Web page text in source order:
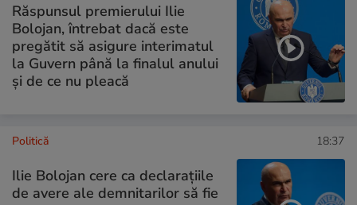
Răspunsul premierului Ilie
Bolojan, întrebat dacă este
pregătit să asigure interimatul
la Guvern până la finalul anului
și de ce nu pleacă
Politică 18:37
Ilie Bolojan cere ca declarațiile
de avere ale demnitarilor să fie